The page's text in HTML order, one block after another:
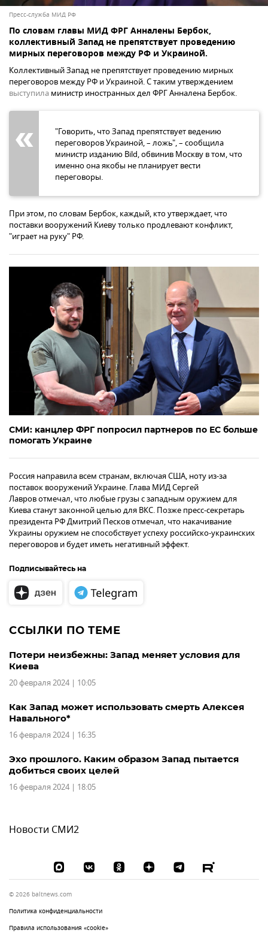
Пресс-служба МИД РФ
По словам главы МИД ФРГ Анналены Бербок,
коллективный Запад не препятствует проведению
мирных переговоров между РФ и Украиной.
Коллективный Запад не препятствует проведению мирных
переговоров между РФ и Украиной. С таким утверждением
выступила министр иностранных дел ФРГ Анналена Бербок.
"Говорить, что Запад препятствует ведению
переговоров Украиной, – ложь", – сообщила
министр изданию Bild, обвинив Москву в том, что
именно она якобы не планирует вести
переговоры.
При этом, по словам Бербок, каждый, кто утверждает, что
поставки вооружений Киеву только продлевают конфликт,
"играет на руку" РФ.
СМИ: канцлер ФРГ попросил партнеров по ЕС больше
помогать Украине
Россия направила всем странам, включая США, ноту из-за
поставок вооружений Украине. Глава МИД Сергей
Лавров отмечал, что любые грузы с западным оружием для
Киева станут законной целью для ВКС. Позже пресс-секретарь
президента РФ Дмитрий Песков отмечал, что накачивание
Украины оружием не способствует успеху российско-украинских
переговоров и будет иметь негативный эффект.
Подписывайтесь на
ССЫЛКИ ПО ТЕМЕ
Потери неизбежны: Запад меняет условия для
Киева
20 февраля 2024 | 10:05
Как Запад может использовать смерть Алексея
Навального*
16 февраля 2024 | 16:35
Эхо прошлого. Каким образом Запад пытается
добиться своих целей
16 февраля 2024 | 18:05
Новости СМИ2
© 2026 baltnews.com
Политика конфиденциальности
Правила использования «cookie»